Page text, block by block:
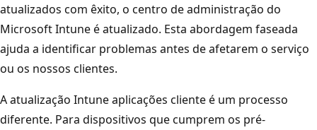
atualizados com êxito, o centro de administração do
Microsoft Intune é atualizado. Esta abordagem faseada
ajuda a identificar problemas antes de afetarem o serviço
ou os nossos clientes.
A atualização Intune aplicações cliente é um processo
diferente. Para dispositivos que cumprem os pré-